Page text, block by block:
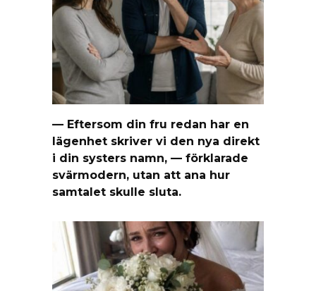
— Eftersom din fru redan har en
lägenhet skriver vi den nya direkt
i din systers namn, — förklarade
svärmodern, utan att ana hur
samtalet skulle sluta.